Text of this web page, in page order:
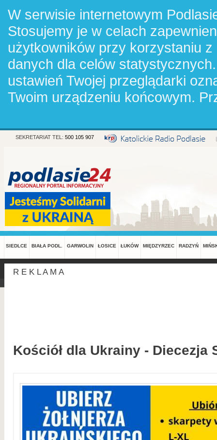
W serwisie internetowym
Stosujemy je w celach
użytkowników przy korzystaniu
danych dla celów
ustawień Twojej przeglądarki
Twoim urządzeniu końcowym.
SEKRETARIAT TEL: 500 105 907
SIEDLCE BIAŁA PODL. GARWOLIN ŁOSICE ŁUKÓW MIĘDZYRZEC RADZYŃ
R E K L A M A
Kościół dla Ukrainy - Diecezja